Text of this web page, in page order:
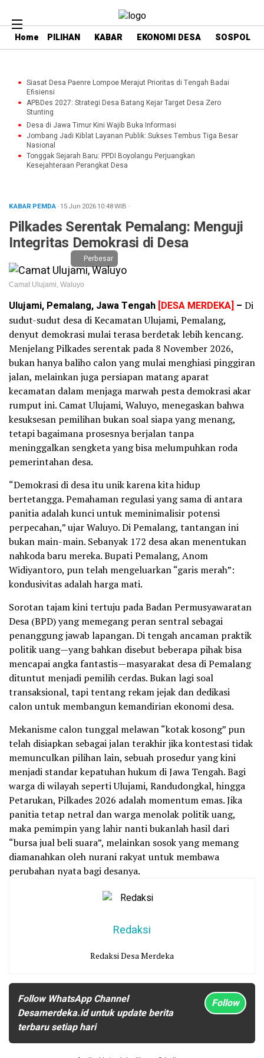
Home PILIHAN KABAR EKONOMI DESA SOSPOL
Siasat Desa Paenre Lompoe Merajut Prioritas di Tengah Badai
Efisiensi
APBDes 2027: Strategi Desa Batang Kejar Target Desa Zero
Stunting
Desa di Jawa Timur Kini Wajib Buka Informasi
Jombang Jadi Kiblat Layanan Publik: Sukses Tembus Tiga Besar
Nasional
Tonggak Sejarah Baru: PPDI Boyolangu Perjuangkan
Kesejahteraan Perangkat Desa
KABAR PEMDA· 15 Jun 202610:48WIB ·
Pilkades Serentak Pemalang: Menguji
Integritas Demokrasi di Desa
Perbesar
Camat Ulujami, Waluyo
Ulujami, Pemalang, Jawa Tengah [DESA MERDEKA] – Di
sudut-sudut desa di Kecamatan Ulujami, Pemalang,
denyut demokrasi mulai terasa berdetak lebih kencang.
Menjelang Pilkades serentak pada 8 November 2026,
bukan hanya baliho calon yang mulai menghiasi pinggiran
jalan, melainkan juga persiapan matang aparat
kecamatan dalam menjaga marwah pesta demokrasi akar
rumput ini. Camat Ulujami, Waluyo, menegaskan bahwa
kesuksesan pemilihan bukan soal siapa yang menang,
tetapi bagaimana prosesnya berjalan tanpa
meninggalkan sengketa yang bisa melumpuhkan roda
pemerintahan desa.
“Demokrasi di desa itu unik karena kita hidup
bertetangga. Pemahaman regulasi yang sama di antara
panitia adalah kunci untuk meminimalisir potensi
perpecahan,” ujar Waluyo. Di Pemalang, tantangan ini
bukan main-main. Sebanyak 172 desa akan menentukan
nahkoda baru mereka. Bupati Pemalang, Anom
Widiyantoro, pun telah mengeluarkan “garis merah”:
kondusivitas adalah harga mati.
Sorotan tajam kini tertuju pada Badan Permusyawaratan
Desa (BPD) yang memegang peran sentral sebagai
penanggung jawab lapangan. Di tengah ancaman praktik
politik uang—yang bahkan disebut beberapa pihak bisa
mencapai angka fantastis—masyarakat desa di Pemalang
dituntut menjadi pemilih cerdas. Bukan lagi soal
transaksional, tapi tentang rekam jejak dan dedikasi
calon untuk membangun kemandirian ekonomi desa.
Mekanisme calon tunggal melawan “kotak kosong” pun
telah disiapkan sebagai jalan terakhir jika kontestasi tidak
memunculkan pilihan lain, sebuah prosedur yang kini
menjadi standar kepatuhan hukum di Jawa Tengah. Bagi
warga di wilayah seperti Ulujami, Randudongkal, hingga
Petarukan, Pilkades 2026 adalah momentum emas. Jika
panitia tetap netral dan warga menolak politik uang,
maka pemimpin yang lahir nanti bukanlah hasil dari
“bursa jual beli suara”, melainkan sosok yang memang
diamanahkan oleh nurani rakyat untuk membawa
perubahan nyata bagi desanya.
Redaksi
Redaksi Desa Merdeka
Follow WhatsApp Channel
Desamerdeka.id untuk update berita
terbaru setiap hari
Follow